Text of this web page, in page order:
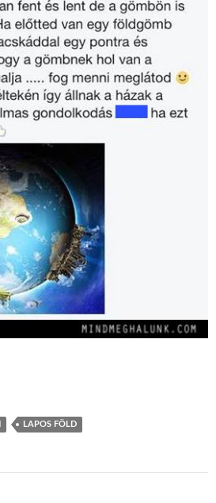
LAPOS FÖLD